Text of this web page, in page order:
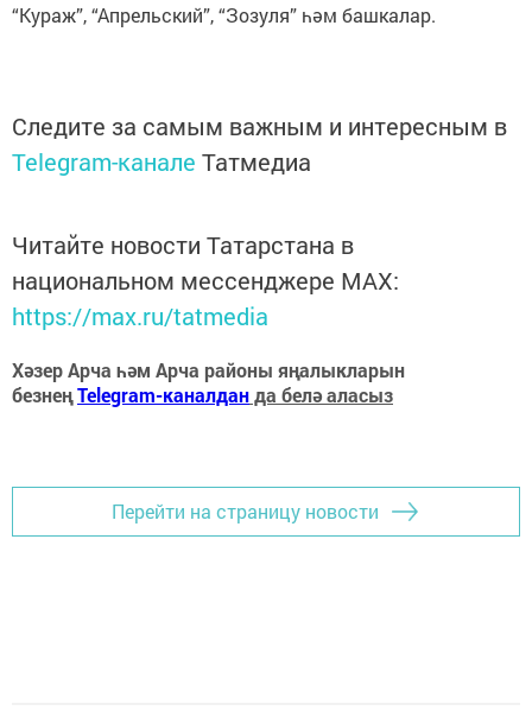
“Кураж”, “Апрельский”, “Зозуля” һәм башкалар.
Следите за самым важным и интересным в
Telegram-канале Татмедиа
Читайте новости Татарстана в
национальном мессенджере MАХ:
https://max.ru/tatmedia
Хәзер Арча һәм Арча районы яңалыкларын
безнеңTelegram-каналданда белә аласыз
Перейти на страницу новости